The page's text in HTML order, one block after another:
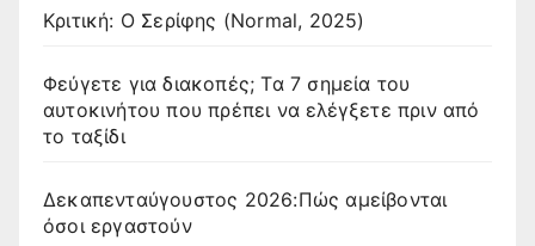
Κριτική: Ο Σερίφης (Normal, 2025)
Φεύγετε για διακοπές; Τα 7 σημεία του
αυτοκινήτου που πρέπει να ελέγξετε πριν από
το ταξίδι
Δεκαπενταύγουστος 2026:Πώς αμείβονται
όσοι εργαστούν